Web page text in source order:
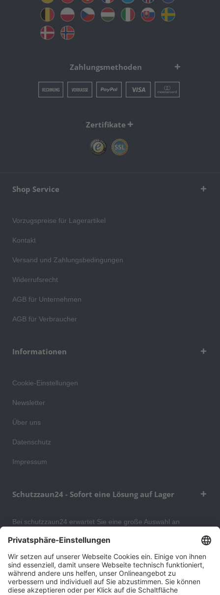
Zahlungsmethoden
Zertifikate
Shop Service
Vorzugspreise für Lagerartikel
Kontakt
Versand und Zahlungsbedingungen
Widerrufsrecht
AGB für Unternehmen
AGB für Verbraucher
Informationen
Cookie-Einstellungen
Newsletter
Über uns
Datenschutz
Impressum
Schutzzaun24 - Sofort eine Lösung auf Lager
Bei schutzzaun24 erwartet Sie eine große Auswahl an
auch Ihr Wohngebäude optimal organisieren und sichern
können. An unserem Versandlager bevorraten wir ein großes
Sortiment von Lagerartikeln, welche innerhalb von 48 Stunden